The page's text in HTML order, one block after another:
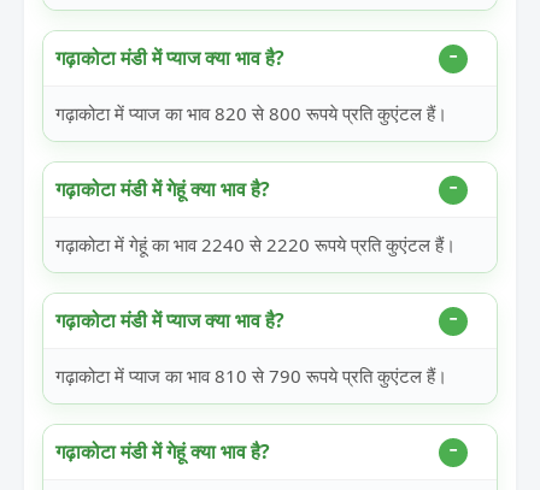
गढ़ाकोटा मंडी में प्याज क्या भाव है?
गढ़ाकोटा में प्याज का भाव 820 से 800 रूपये प्रति कुएंटल हैं।
गढ़ाकोटा मंडी में गेहूं क्या भाव है?
गढ़ाकोटा में गेहूं का भाव 2240 से 2220 रूपये प्रति कुएंटल हैं।
गढ़ाकोटा मंडी में प्याज क्या भाव है?
गढ़ाकोटा में प्याज का भाव 810 से 790 रूपये प्रति कुएंटल हैं।
गढ़ाकोटा मंडी में गेहूं क्या भाव है?